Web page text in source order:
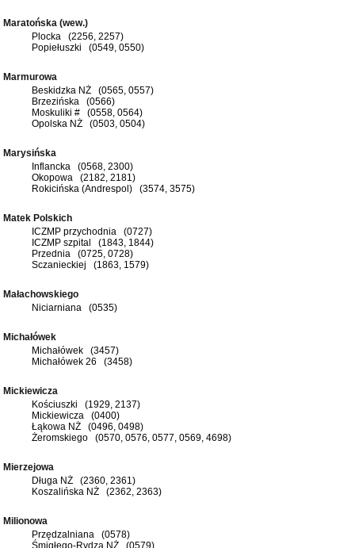
Maratońska (wew.)
Plocka (2256, 2257)
Popiełuszki (0549, 0550)
Marmurowa
Beskidzka NŻ (0565, 0557)
Brzezińska (0566)
Moskuliki # (0558, 0564)
Opolska NŻ (0503, 0504)
Marysińska
Inflancka (0568, 2300)
Okopowa (2182, 2181)
Rokicińska (Andrespol) (3574, 3575)
Matek Polskich
ICZMP przychodnia (0727)
ICZMP szpital (1843, 1844)
Przednia (0725, 0728)
Sczanieckiej (1863, 1579)
Małachowskiego
Niciarniana (0535)
Michałówek
Michałówek (3457)
Michałówek 26 (3458)
Mickiewicza
Kościuszki (1929, 2137)
Mickiewicza (0400)
Łąkowa NŻ (0496, 0498)
Żeromskiego (0570, 0576, 0577, 0569, 4698)
Mierzejowa
Długa NŻ (2360, 2361)
Koszalińska NŻ (2362, 2363)
Milionowa
Przędzalniana (0578)
Śmigłego-Rydza NŻ (0579)